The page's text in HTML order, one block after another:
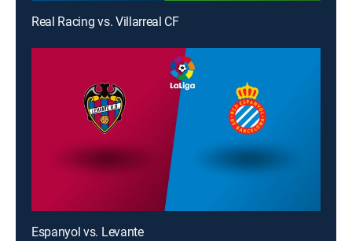
Real Racing vs. Villarreal CF
Espanyol vs. Levante